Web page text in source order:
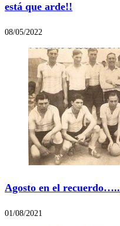
está que arde!!
08/05/2022
Agosto en el recuerdo…..
01/08/2021